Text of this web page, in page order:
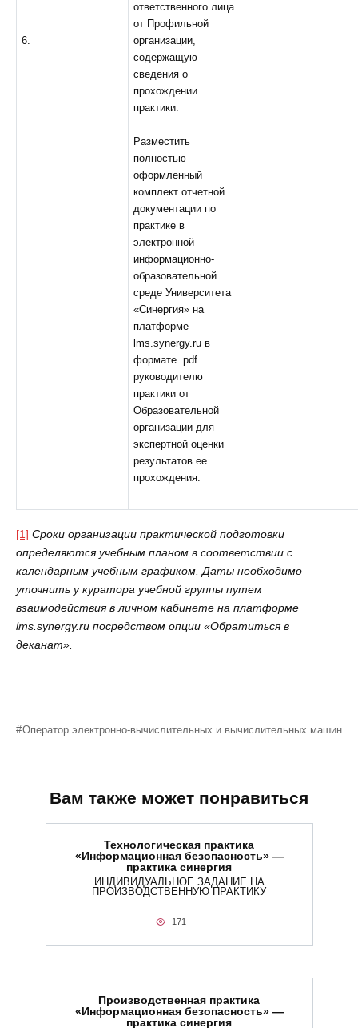
6.
ответственного лица
от Профильной
организации,
содержащую
сведения о
прохождении
практики.
Разместить
полностью
оформленный
комплект отчетной
документации по
практике в
электронной
информационно-
образовательной
среде Университета
«Синергия» на
платформе
lms.synergy.ru в
формате .pdf
руководителю
практики от
Образовательной
организации для
экспертной оценки
результатов ее
прохождения.
[1] Сроки организации практической подготовки
определяются учебным планом в соответствии с
календарным учебным графиком. Даты необходимо
уточнить у куратора учебной группы путем
взаимодействия в личном кабинете на платформе
lms synergy.ru посредством опции «Обратиться в
деканат».
Оператор электронно-вычислительных и вычислительных машин
Вам также может понравиться
Технологическая практика
«Информационная безопасность» —
практика синергия
ИНДИВИДУАЛЬНОЕ ЗАДАНИЕ НА
ПРОИЗВОДСТВЕННУЮ ПРАКТИКУ
171
Производственная практика
«Информационная безопасность» —
практика синергия